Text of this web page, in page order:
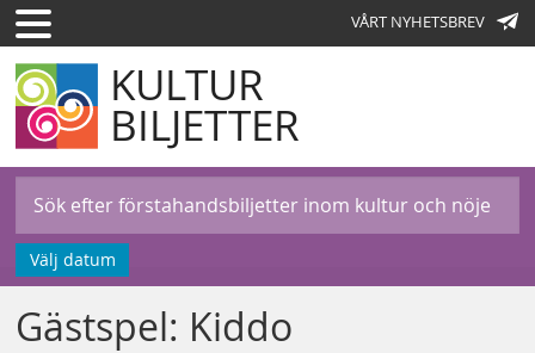
VÅRT NYHETSBREV
KULTUR
BILJETTER
Välj datum
Gästspel: Kiddo